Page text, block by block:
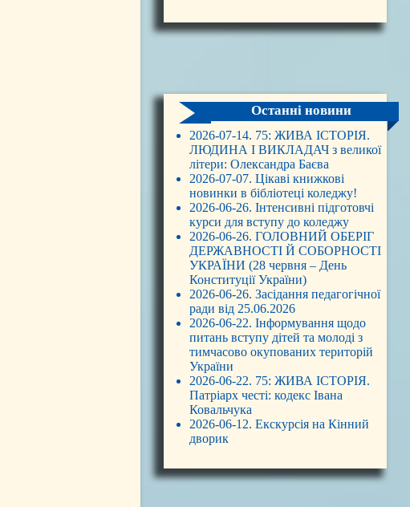
Останні новини
2026-07-14. 75: ЖИВА ІСТОРІЯ.
ЛЮДИНА І ВИКЛАДАЧ з великої
літери: Олександра Баєва
2026-07-07. Цікаві книжкові
новинки в бібліотеці коледжу!
2026-06-26. Інтенсивні підготовчі
курси для вступу до коледжу
2026-06-26. ГОЛОВНИЙ ОБЕРІГ
ДЕРЖАВНОСТІ Й СОБОРНОСТІ
УКРАЇНИ (28 червня – День
Конституції України)
2026-06-26. Засідання педагогічної
ради від 25.06.2026
2026-06-22. Інформування щодо
питань вступу дітей та молоді з
тимчасово окупованих територій
України
2026-06-22. 75: ЖИВА ІСТОРІЯ.
Патріарх честі: кодекс Івана
Ковальчука
2026-06-12. Екскурсія на Кінний
дворик